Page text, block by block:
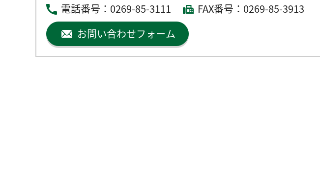
電話番号： 0269-85-3111
FAX番号：0269-85-3913
お問い合わせフォーム